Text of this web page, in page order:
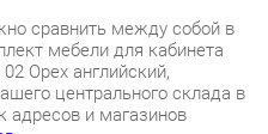
Классический
85